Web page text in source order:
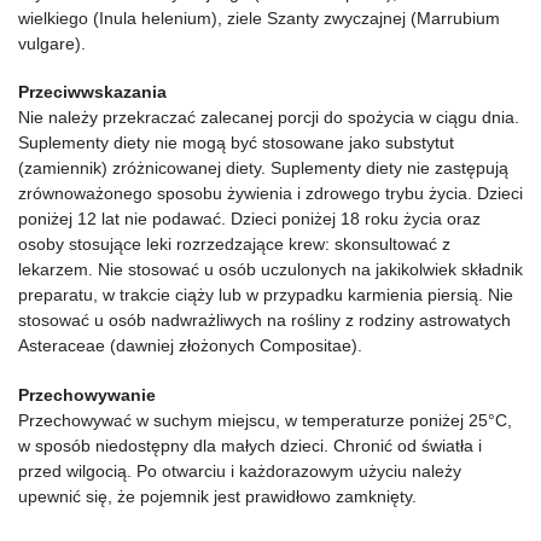
wielkiego (Inula helenium), ziele Szanty zwyczajnej (Marrubium
vulgare).
Przeciwwskazania
Nie należy przekraczać zalecanej porcji do spożycia w ciągu dnia.
Suplementy diety nie mogą być stosowane jako substytut
(zamiennik) zróżnicowanej diety. Suplementy diety nie zastępują
zrównoważonego sposobu żywienia i zdrowego trybu życia. Dzieci
poniżej 12 lat nie podawać. Dzieci poniżej 18 roku życia oraz
osoby stosujące leki rozrzedzające krew: skonsultować z
lekarzem. Nie stosować u osób uczulonych na jakikolwiek składnik
preparatu, w trakcie ciąży lub w przypadku karmienia piersią. Nie
stosować u osób nadwrażliwych na rośliny z rodziny astrowatych
Asteraceae (dawniej złożonych Compositae).
Przechowywanie
Przechowywać w suchym miejscu, w temperaturze poniżej 25°C,
w sposób niedostępny dla małych dzieci. Chronić od światła i
przed wilgocią. Po otwarciu i każdorazowym użyciu należy
upewnić się, że pojemnik jest prawidłowo zamknięty.